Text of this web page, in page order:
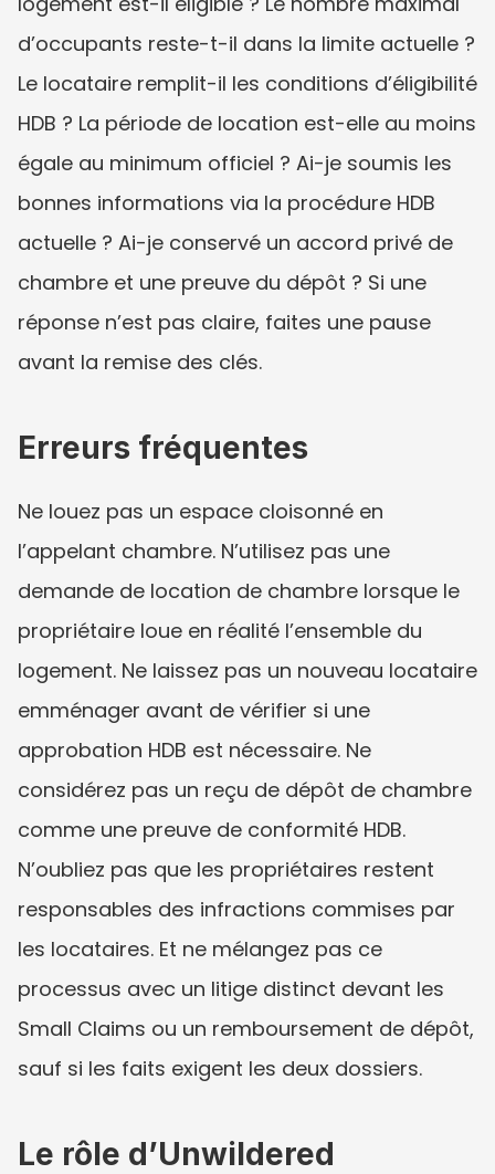
d’occupants reste-t-il dans la limite actuelle ?
Le locataire remplit-il les conditions d’éligibilité
HDB ? La période de location est-elle au moins
égale au minimum officiel ? Ai-je soumis les
bonnes informations via la procédure HDB
actuelle ? Ai-je conservé un accord privé de
chambre et une preuve du dépôt ? Si une
réponse n’est pas claire, faites une pause
avant la remise des clés.
Erreurs fréquentes
Ne louez pas un espace cloisonné en
l’appelant chambre. N’utilisez pas une
demande de location de chambre lorsque le
propriétaire loue en réalité l’ensemble du
logement. Ne laissez pas un nouveau locataire
emménager avant de vérifier si une
approbation HDB est nécessaire. Ne
considérez pas un reçu de dépôt de chambre
comme une preuve de conformité HDB.
N’oubliez pas que les propriétaires restent
responsables des infractions commises par
les locataires. Et ne mélangez pas ce
processus avec un litige distinct devant les
Small Claims ou un remboursement de dépôt,
sauf si les faits exigent les deux dossiers.
Le rôle d’Unwildered